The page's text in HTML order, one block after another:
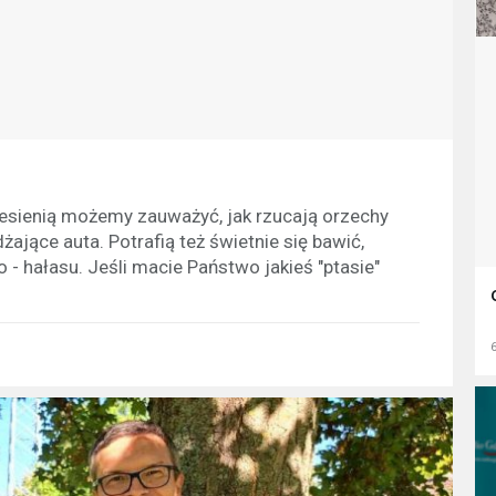
możemy zauważyć, jak rzucają orzechy
auta. Potrafią też świetnie się bawić,
hałasu. Jeśli macie Państwo jakieś "ptasie"